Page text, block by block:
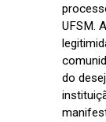
UFSM.
do